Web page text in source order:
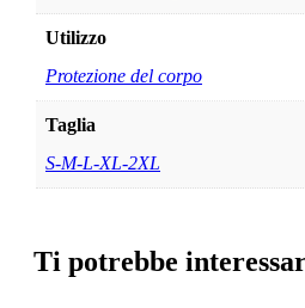
Utilizzo
Protezione del corpo
Taglia
S-M-L-XL-2XL
Ti potrebbe